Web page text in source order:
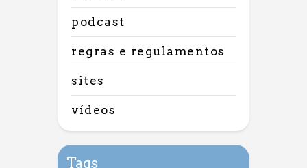
podcast
regras e regulamentos
sites
vídeos
Tags